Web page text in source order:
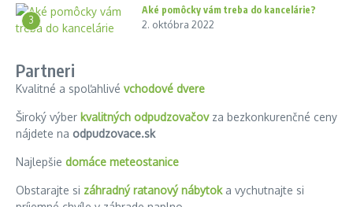
3
Aké pomôcky vám treba do kancelárie?
2. októbra 2022
Partneri
Kvalitné a spoľahlivé vchodové dvere
Široký výber kvalitných odpudzovačovza bezkonkurenčné ceny
nájdete na odpudzovace.sk
Najlepšie domáce meteostanice
Obstarajte si záhradný ratanový nábytoka vychutnajte si